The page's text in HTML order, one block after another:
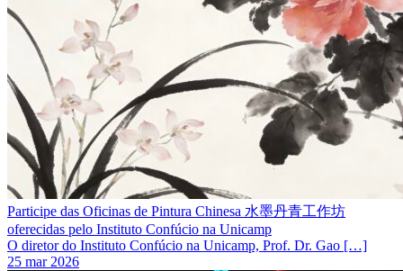
Participe das Oficinas de Pintura Chinesa 水墨丹青工作坊
oferecidas pelo Instituto Confúcio na Unicamp
O diretor do Instituto Confúcio na Unicamp, Prof. Dr. Gao […]
25 mar 2026